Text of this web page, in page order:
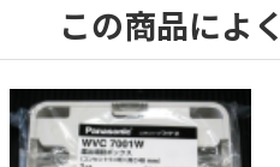
この商品によ